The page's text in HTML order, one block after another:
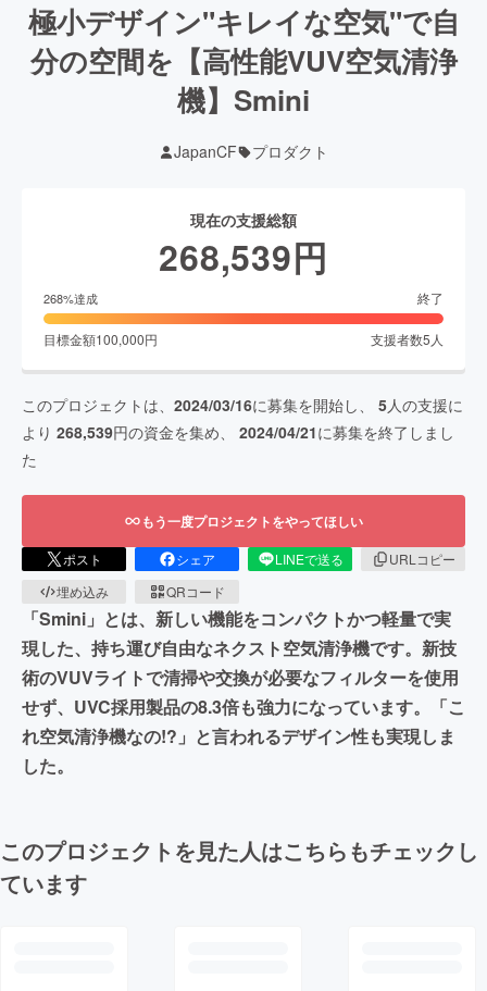
極小デザイン"キレイな空気"で自
分の空間を【高性能VUV空気清浄
機】Smini
JapanCF プロダクト
現在の支援総額
268,539円
268%達成 終了
目標金額100,000円 支援者数5 人
このプロジェクトは、 2024/03/16に募集を開始し、 5人の支援に
より 268,539円の資金を集め、 2024/04/21に募集を終了しまし
た
もう一度プロジェクトをやってほしい
ポスト シェア LINEで送る
URLコピー
埋め込み
QRコード
「Smini」とは、新しい機能をコンパクトかつ軽量で実
現した、持ち運び自由なネクスト空気清浄機です。新技
術のVUVライトで清掃や交換が必要なフィルターを使用
せず、UVC採用製品の8.3倍も強力になっています。「こ
れ空気清浄機なの!?」と言われるデザイン性も実現しま
した。
このプロジェクトを見た人はこちらもチェックし
ています